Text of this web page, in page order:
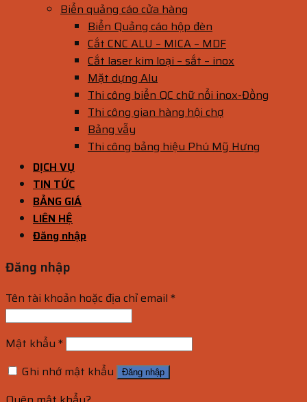
Biển quảng cáo cửa hàng
Biển Quảng cáo hộp đèn
Cắt CNC ALU – MICA – MDF
Cắt laser kim loại – sắt – inox
Mặt dựng Alu
Thi công biển QC chữ nổi inox-Đồng
Thi công gian hàng hội chợ
Bảng vẫy
Thi công bảng hiệu Phú Mỹ Hưng
DỊCH VỤ
TIN TỨC
BẢNG GIÁ
LIÊN HỆ
Đăng nhập
Đăng nhập
Tên tài khoản hoặc địa chỉ email *
Mật khẩu *
Ghi nhớ mật khẩu
Đăng nhập